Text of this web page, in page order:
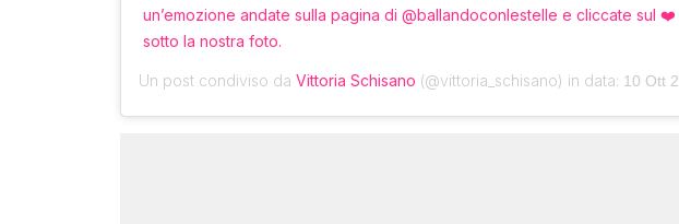
un’emozione andate sulla pagina di @ballandoconlestelle e cliccate sul ❤️
sotto la nostra foto.
Un post condiviso da Vittoria Schisano (@vittoria_schisano) in data: 10 Ott 2020 alle ore 2:05 PDT